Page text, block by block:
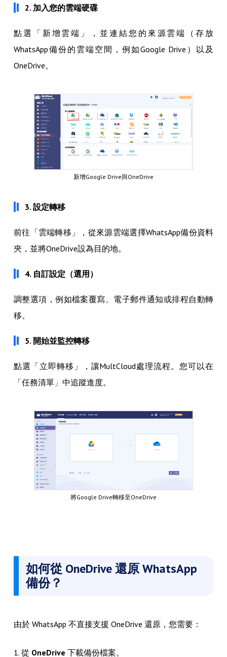
2. 加入您的雲端硬碟
點選「新增雲端」，並連結您的來源雲端（存放
WhatsApp備份的雲端空間，例如Google Drive）以及
OneDrive。
新增Google Drive與OneDrive
3. 設定轉移
前往「雲端轉移」，從來源雲端選擇WhatsApp備份資料
夾，並將OneDrive設為目的地。
4. 自訂設定（選用）
調整選項，例如檔案覆寫、電子郵件通知或排程自動轉
移。
5. 開始並監控轉移
點選「立即轉移」，讓MultCloud處理流程。您可以在
「任務清單」中追蹤進度。
將Google Drive轉移至OneDrive
如何從 OneDrive 還原 WhatsApp
備份？
由於 WhatsApp 不直接支援 OneDrive 還原，您需要：
1. 從 OneDrive 下載備份檔案。